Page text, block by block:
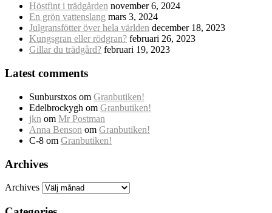
Höstfint i trädgården november 6, 2024
En grön vattenslang mars 3, 2024
Julgransfötter över hela världen december 18, 2023
Kungsgran eller rödgran? februari 26, 2023
Gillar du trädgård? februari 19, 2023
Latest comments
Sunburstxos om Granbutiken!
Edelbrockygh om Granbutiken!
jkn om Mr Postman
Anna Benson om Granbutiken!
C-8 om Granbutiken!
Archives
Archives